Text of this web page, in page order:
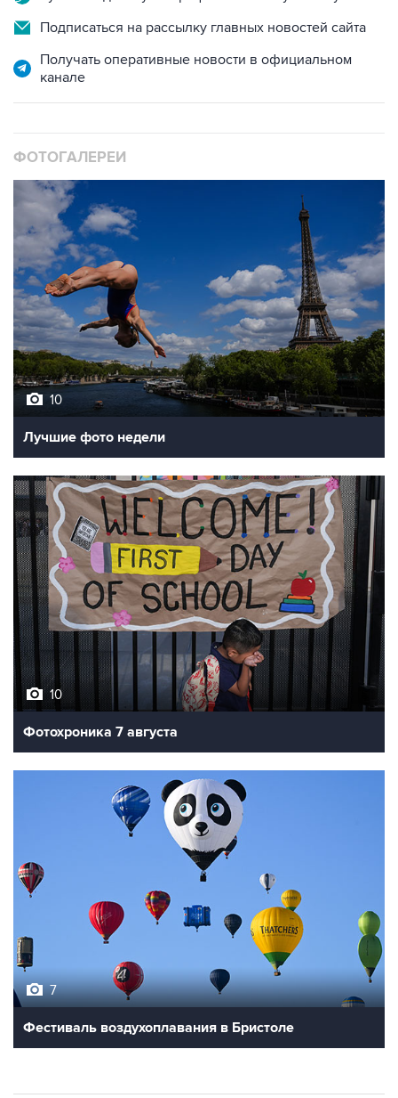
Получать оперативные новости в официальном
10
Лучшие фото недели
10
Фотохроника 7 августа
Фестиваль воздухоплавания в Бристоле